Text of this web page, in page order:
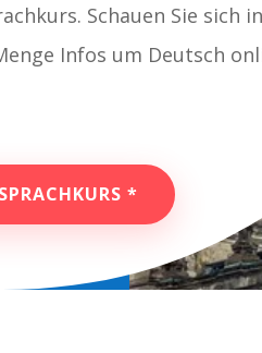
Schauen Sie sich
Infos um Deutsch
*